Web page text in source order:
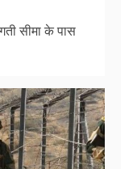
सीमा के पास